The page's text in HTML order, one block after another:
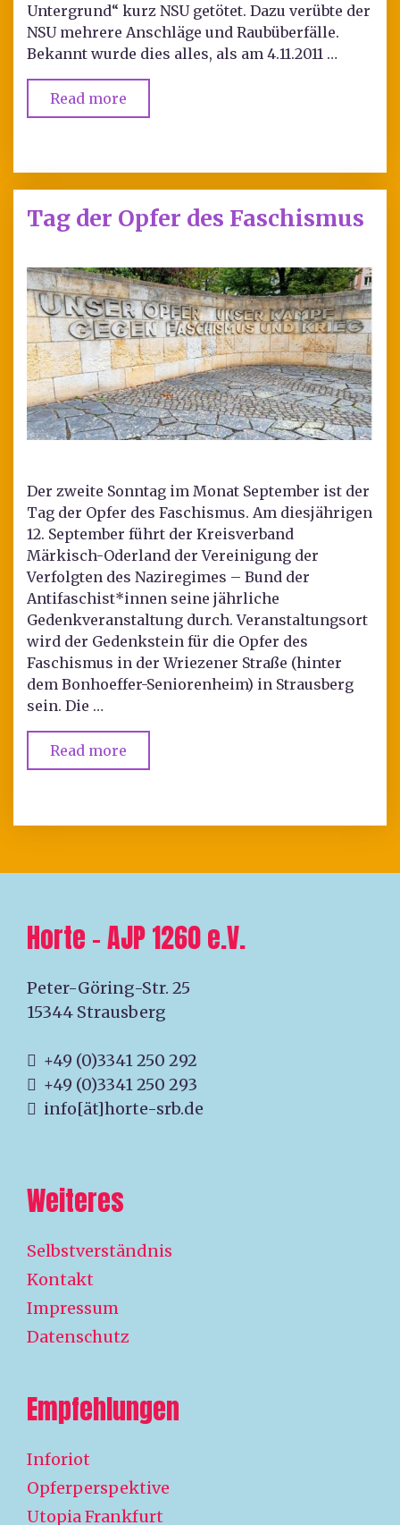
Untergrund“ kurz NSU getötet. Dazu verübte der
NSU mehrere Anschläge und Raubüberfälle.
Bekannt wurde dies alles, als am 4.11.2011 …
Read more
Tag der Opfer des Faschismus
Der zweite Sonntag im Monat September ist der
Tag der Opfer des Faschismus. Am diesjährigen
12. September führt der Kreisverband
Märkisch-Oderland der Vereinigung der
Verfolgten des Naziregimes – Bund der
Antifaschist*innen seine jährliche
Gedenkveranstaltung durch. Veranstaltungsort
wird der Gedenkstein für die Opfer des
Faschismus in der Wriezener Straße (hinter
dem Bonhoeffer-Seniorenheim) in Strausberg
sein. Die …
Read more
Horte – AJP 1260 e.V.
Peter-Göring-Str. 25
15344 Strausberg
+49 (0)3341 250 292
+49 (0)3341 250 293
info[ät]horte-srb.de
Weiteres
Selbstverständnis
Kontakt
Impressum
Datenschutz
Empfehlungen
Inforiot
Opferperspektive
Utopia Frankfurt